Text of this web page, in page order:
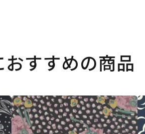
すすめの商品